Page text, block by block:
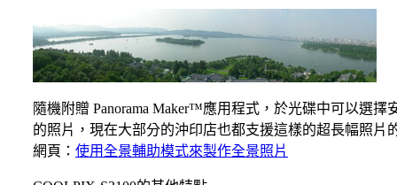
隨機附贈 Panorama Maker™應用程式，於光碟中可以選
的照片，現在大部分的沖印店也都支援這樣的超長幅照
網頁： 使用全景輔助模式來製作全景照片